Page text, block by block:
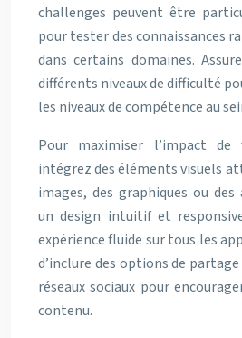
challenges peuvent être
pour tester des connaissances
dans certains domaines.
différents niveaux de difficulté
les niveaux de compétence au
Pour maximiser l’impact
intégrez des éléments visuels
images, des graphiques ou
un design intuitif et
expérience fluide sur tous les
d’inclure des options de
réseaux sociaux pour
contenu.